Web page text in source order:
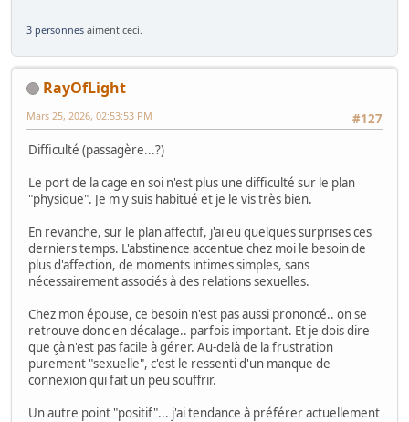
3 personnes aiment ceci.
RayOfLight
#127
Mars 25, 2026, 02:53:53 PM
Difficulté (passagère...?)
Le port de la cage en soi n'est plus une difficulté sur le plan
"physique". Je m'y suis habitué et je le vis très bien.
En revanche, sur le plan affectif, j'ai eu quelques surprises ces
derniers temps. L'abstinence accentue chez moi le besoin de
plus d'affection, de moments intimes simples, sans
nécessairement associés à des relations sexuelles.
Chez mon épouse, ce besoin n'est pas aussi prononcé.. on se
retrouve donc en décalage.. parfois important. Et je dois dire
que çà n'est pas facile à gérer. Au-delà de la frustration
purement "sexuelle", c'est le ressenti d'un manque de
connexion qui fait un peu souffrir.
Un autre point "positif"... j'ai tendance à préférer actuellement